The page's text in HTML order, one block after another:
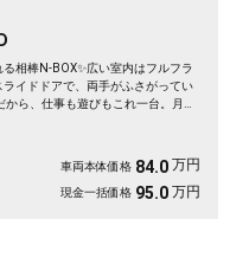
相棒N-BOX✨広い室内はフルフラ
イドドアで、両手がふさがってい
ら、仕事も遊びもこれ一台。月々
💫《1年保証付》で安心の一台😊
車両本体価格 84.0 万円
現金一括価格 95.0 万円